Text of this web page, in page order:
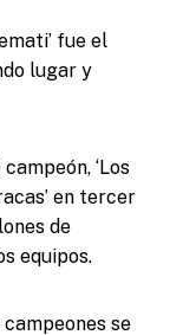
fue el
lugar y
‘Los
en tercer
de
equipos.
se